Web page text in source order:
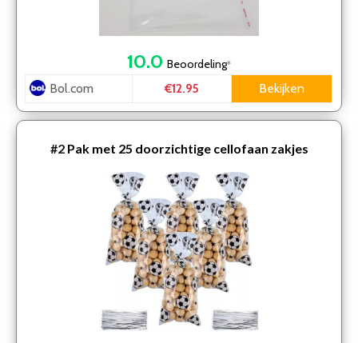
10.0 Beoordeling*
Bol.com €12.95 Bekijken
#2 Pak met 25 doorzichtige cellofaan zakjes